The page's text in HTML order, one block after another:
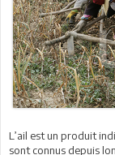
L’ail est un produit
sont connus depuis